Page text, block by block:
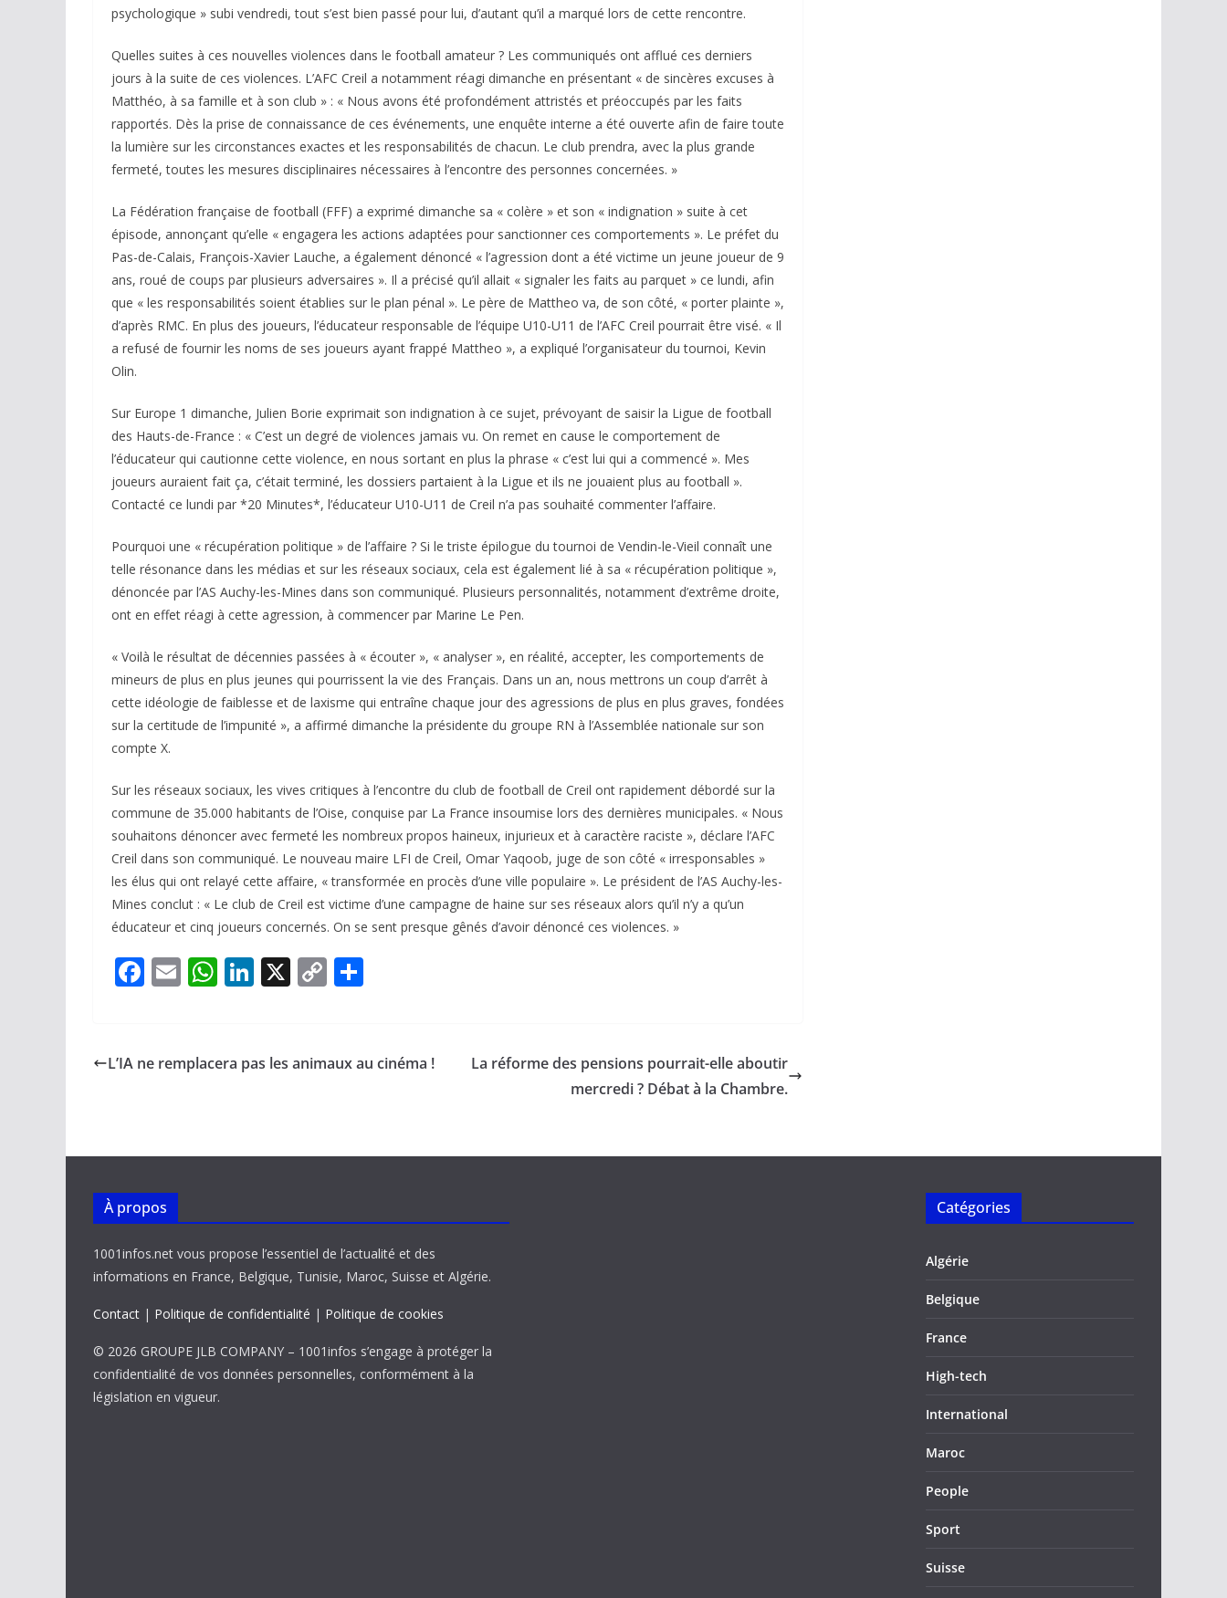
psychologique » subi vendredi, tout s’est bien passé pour lui, d’autant qu’il a marqué lors de cette rencontre.
Quelles suites à ces nouvelles violences dans le football amateur ? Les communiqués ont afflué ces derniers
jours à la suite de ces violences. L’AFC Creil a notamment réagi dimanche en présentant « de sincères excuses à
Matthéo, à sa famille et à son club » : « Nous avons été profondément attristés et préoccupés par les faits
rapportés. Dès la prise de connaissance de ces événements, une enquête interne a été ouverte afin de faire toute
la lumière sur les circonstances exactes et les responsabilités de chacun. Le club prendra, avec la plus grande
fermeté, toutes les mesures disciplinaires nécessaires à l’encontre des personnes concernées. »
La Fédération française de football (FFF) a exprimé dimanche sa « colère » et son « indignation » suite à cet
épisode, annonçant qu’elle « engagera les actions adaptées pour sanctionner ces comportements ». Le préfet du
Pas-de-Calais, François-Xavier Lauche, a également dénoncé « l’agression dont a été victime un jeune joueur de 9
ans, roué de coups par plusieurs adversaires ». Il a précisé qu’il allait « signaler les faits au parquet » ce lundi, afin
que « les responsabilités soient établies sur le plan pénal ». Le père de Mattheo va, de son côté, « porter plainte »,
d’après RMC. En plus des joueurs, l’éducateur responsable de l’équipe U10-U11 de l’AFC Creil pourrait être visé. « Il
a refusé de fournir les noms de ses joueurs ayant frappé Mattheo », a expliqué l’organisateur du tournoi, Kevin
Olin.
Sur Europe 1 dimanche, Julien Borie exprimait son indignation à ce sujet, prévoyant de saisir la Ligue de football
des Hauts-de-France : « C’est un degré de violences jamais vu. On remet en cause le comportement de
l’éducateur qui cautionne cette violence, en nous sortant en plus la phrase « c’est lui qui a commencé ». Mes
joueurs auraient fait ça, c’était terminé, les dossiers partaient à la Ligue et ils ne jouaient plus au football ».
Contacté ce lundi par *20 Minutes*, l’éducateur U10-U11 de Creil n’a pas souhaité commenter l’affaire.
Pourquoi une « récupération politique » de l’affaire ? Si le triste épilogue du tournoi de Vendin-le-Vieil connaît une
telle résonance dans les médias et sur les réseaux sociaux, cela est également lié à sa « récupération politique »,
dénoncée par l’AS Auchy-les-Mines dans son communiqué. Plusieurs personnalités, notamment d’extrême droite,
ont en effet réagi à cette agression, à commencer par Marine Le Pen.
« Voilà le résultat de décennies passées à « écouter », « analyser », en réalité, accepter, les comportements de
mineurs de plus en plus jeunes qui pourrissent la vie des Français. Dans un an, nous mettrons un coup d’arrêt à
cette idéologie de faiblesse et de laxisme qui entraîne chaque jour des agressions de plus en plus graves, fondées
sur la certitude de l’impunité », a affirmé dimanche la présidente du groupe RN à l’Assemblée nationale sur son
compte X.
Sur les réseaux sociaux, les vives critiques à l’encontre du club de football de Creil ont rapidement débordé sur la
commune de 35.000 habitants de l’Oise, conquise par La France insoumise lors des dernières municipales. « Nous
souhaitons dénoncer avec fermeté les nombreux propos haineux, injurieux et à caractère raciste », déclare l’AFC
Creil dans son communiqué. Le nouveau maire LFI de Creil, Omar Yaqoob, juge de son côté « irresponsables »
les élus qui ont relayé cette affaire, « transformée en procès d’une ville populaire ». Le président de l’AS Auchy-les-
Mines conclut : « Le club de Creil est victime d’une campagne de haine sur ses réseaux alors qu’il n’y a qu’un
éducateur et cinq joueurs concernés. On se sent presque gênés d’avoir dénoncé ces violences. »
F
b
k
E
l
W
s
p
Li
e
X C
y
k
g
L’IA ne remplacera pas les animaux au cinéma !
La réforme des pensions pourrait-elle aboutir
mercredi ? Débat à la Chambre.
À propos
1001infos.net vous propose l’essentiel de l’actualité et des
informations en France, Belgique, Tunisie, Maroc, Suisse et Algérie.
Contact | Politique de confidentialité | Politique de cookies
© 2026 GROUPE JLB COMPANY – 1001infos s’engage à protéger la
confidentialité de vos données personnelles, conformément à la
législation en vigueur.
Catégories
Algérie
Belgique
France
High-tech
International
Maroc
People
Sport
Suisse